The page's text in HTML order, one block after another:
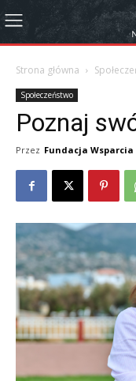
Strona główna
Społeczeństwo
Poznaj
Przez Fundacja